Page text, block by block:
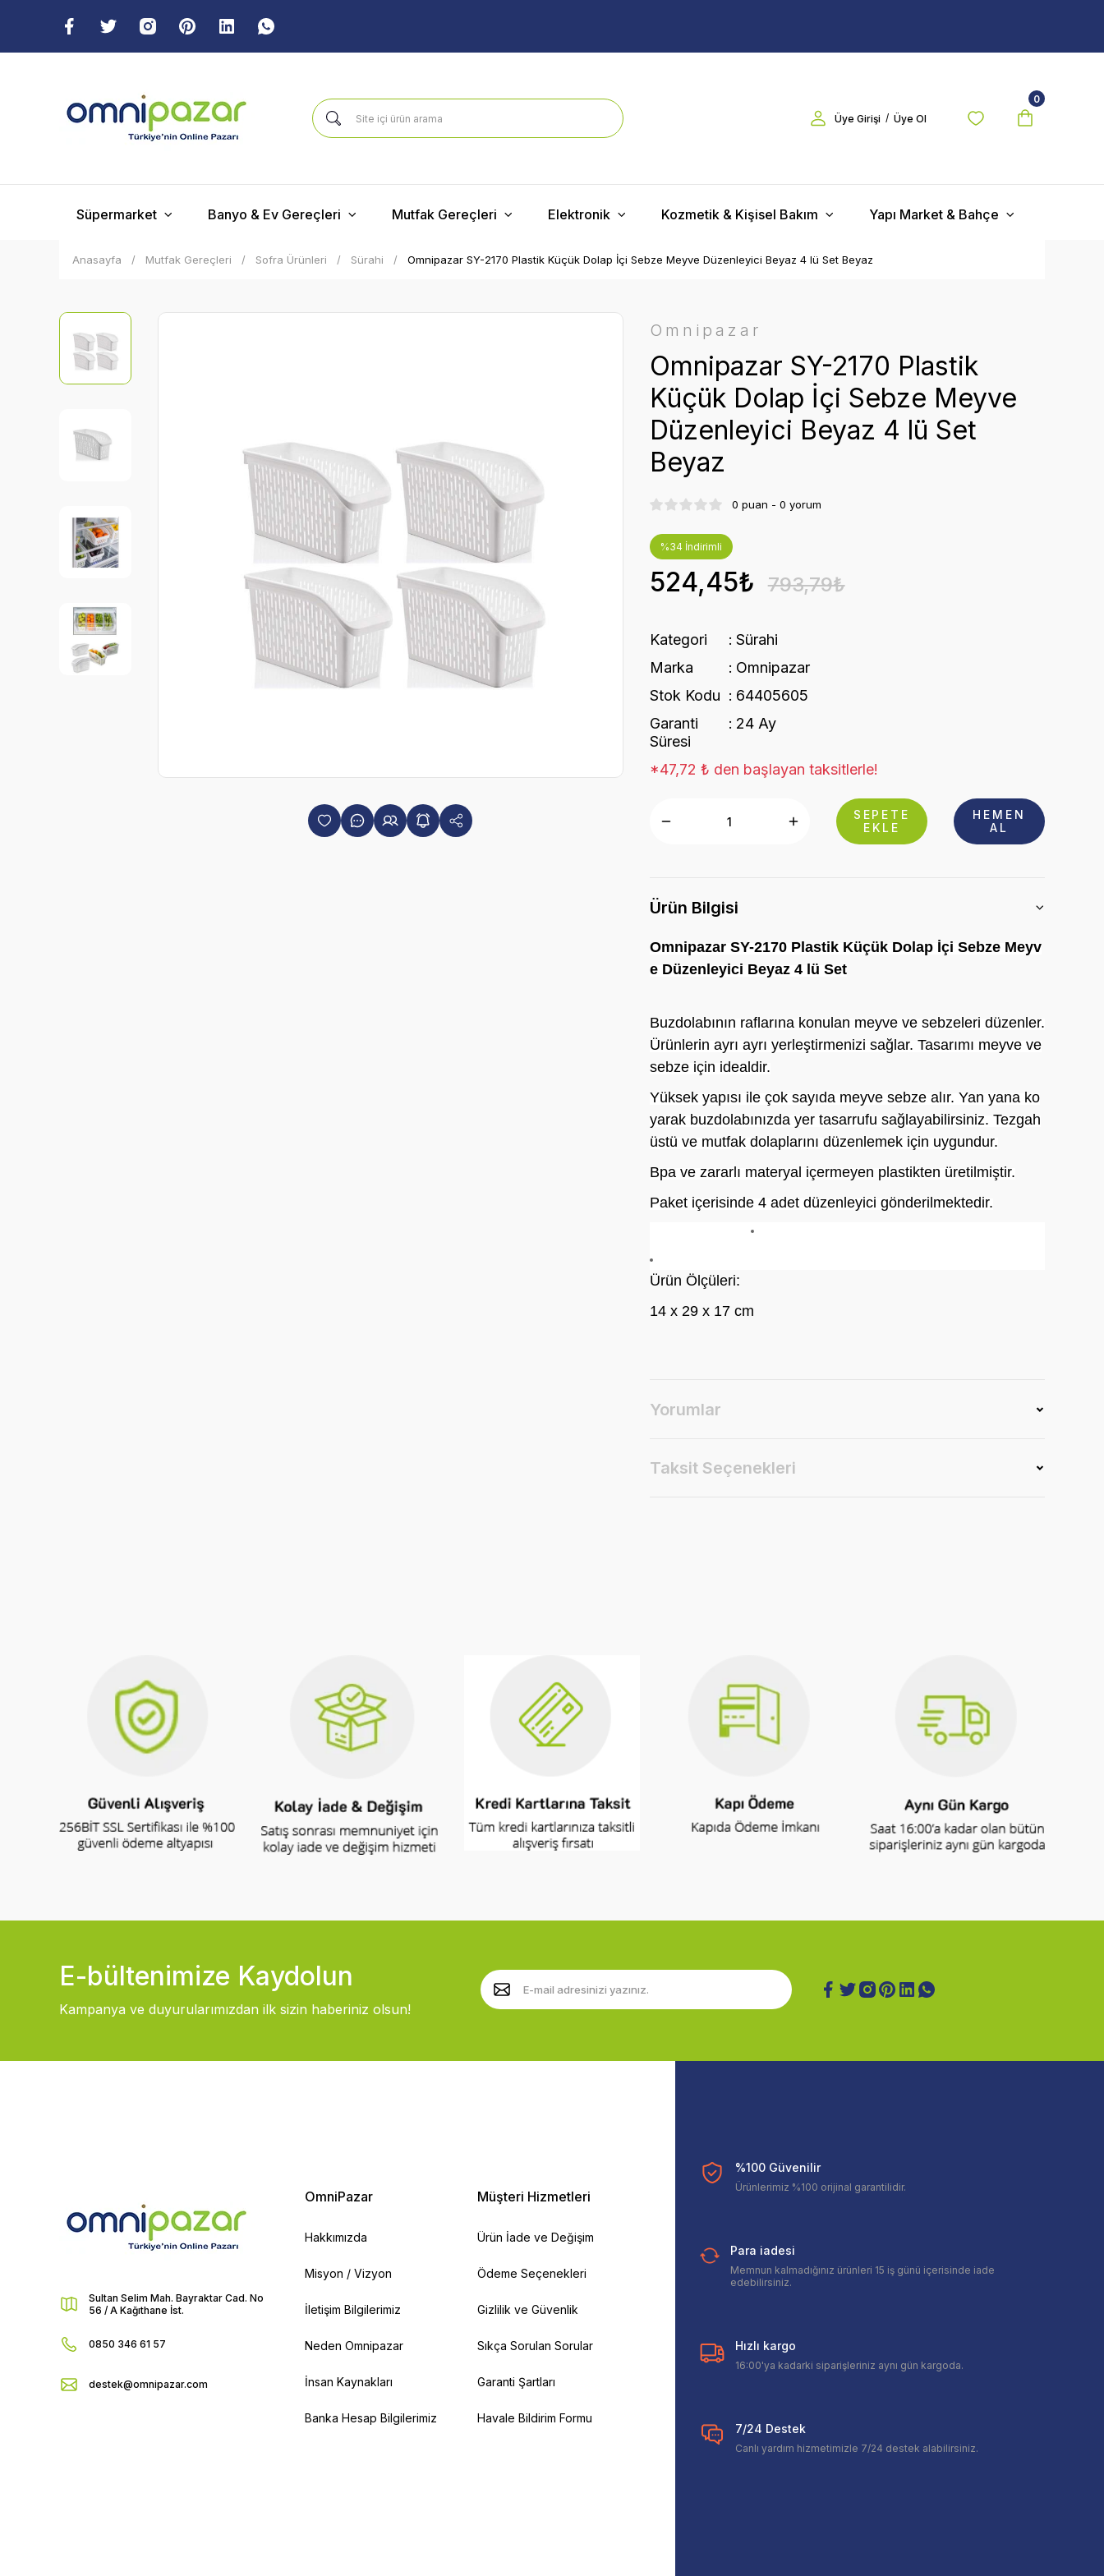
Üye Girişi / Üye Ol
0
Süpermarket Banyo & Ev Gereçleri Mutfak Gereçleri Elektronik Kozmetik & Kişisel Bakım Yapı Market & Bahçe
Anasayfa Mutfak Gereçleri Sofra Ürünleri Sürahi Omnipazar SY-2170 Plastik Küçük Dolap İçi Sebze Meyve Düzenleyici Beyaz 4 lü Set Beyaz
Omnipazar
Omnipazar SY-2170 Plastik
Küçük Dolap İçi Sebze Meyve
Düzenleyici Beyaz 4 lü Set
Beyaz
0 puan - 0 yorum
%34 İndirimli
524,45₺ 793,79₺
Kategori
Sürahi
Marka
Omnipazar
Stok Kodu
64405605
Garanti
Süresi
24 Ay
*47,72 ₺ den başlayan taksitlerle!
SEPETE
EKLE
HEMEN
AL
Ürün Bilgisi
Omnipazar SY-2170 Plastik Küçük Dolap İçi Sebze Meyv
e Düzenleyici Beyaz 4 lü Set
Buzdolabının raflarına konulan meyve ve sebzeleri düzenler.
Ürünlerin ayrı ayrı yerleştirmenizi sağlar. Tasarımı meyve ve
sebze için idealdir.
Yüksek yapısı ile çok sayıda meyve sebze alır. Yan yana ko
yarak buzdolabınızda yer tasarrufu sağlayabilirsiniz. Tezgah
üstü ve mutfak dolaplarını düzenlemek için uygundur.
Bpa ve zararlı materyal içermeyen plastikten üretilmiştir.
Paket içerisinde 4 adet düzenleyici gönderilmektedir.
Ürün Ölçüleri:
14 x 29 x 17 cm
Yorumlar
Taksit Seçenekleri
E-bültenimize Kaydolun
Kampanya ve duyurularımızdan ilk sizin haberiniz olsun!
Sultan Selim Mah. Bayraktar Cad. No
56 / A Kağıthane İst.
0850 346 61 57
destek@omnipazar.com
OmniPazar
Hakkımızda
Misyon / Vizyon
İletişim Bilgilerimiz
Neden Omnipazar
İnsan Kaynakları
Banka Hesap Bilgilerimiz
Müşteri Hizmetleri
Ürün İade ve Değişim
Ödeme Seçenekleri
Gizlilik ve Güvenlik
Sıkça Sorulan Sorular
Garanti Şartları
Havale Bildirim Formu
%100 Güvenilir
Ürünlerimiz %100 orijinal garantilidir.
Para iadesi
Memnun kalmadığınız ürünleri 15 iş günü içerisinde iade
edebilirsiniz.
Hızlı kargo
16:00'ya kadarki siparişleriniz aynı gün kargoda.
7/24 Destek
Canlı yardım hizmetimizle 7/24 destek alabilirsiniz.